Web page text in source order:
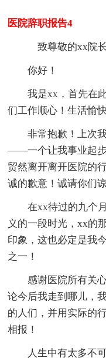
医院辞职报告4
致尊敬的xx院长
你好！
我是xx，首先在
们工作顺心！生活愉
非常抱歉！上次
——一个让我事业起步
贸然离开离开医院的
诚的歉意！诚请你们谅
在xx待过的九个
义的一段时光，xx的
印象，这也必定是我
之一！
感谢医院所有关
论今后我走到哪儿，
的人们，并用实际的
相报！
人生中有太多不